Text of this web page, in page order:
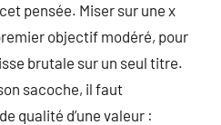
pensée. Miser sur une x
objectif modéré, pour
brutale sur un seul titre.
sacoche, il faut
qualité d’une valeur :